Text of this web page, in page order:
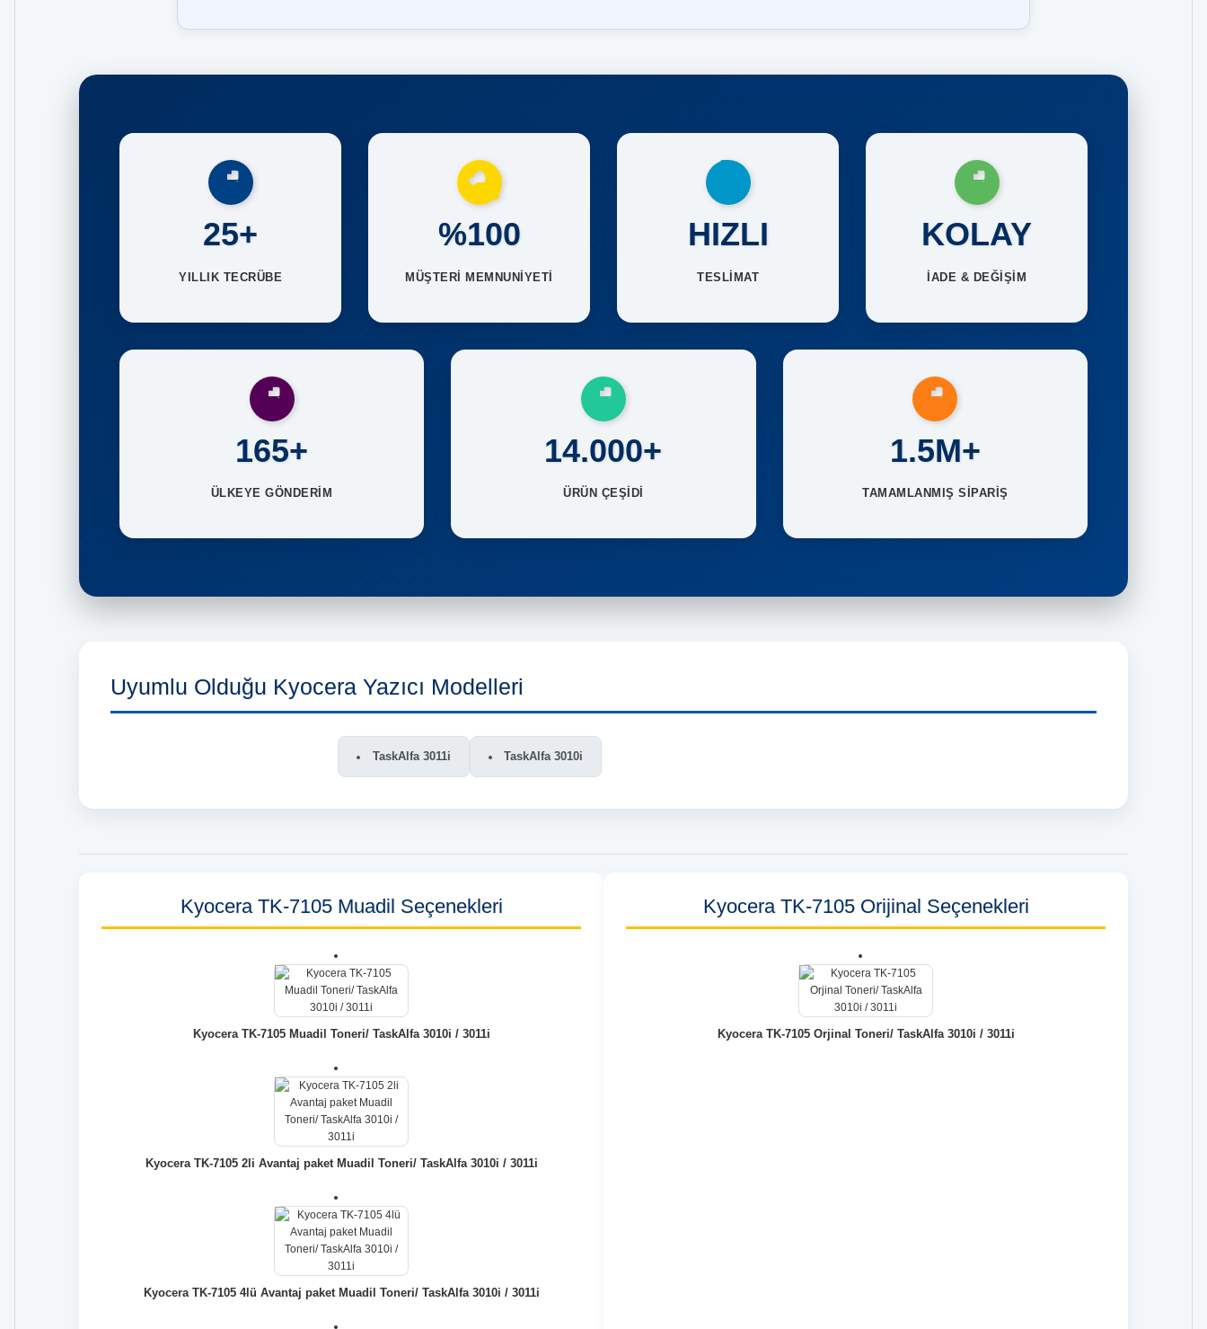
25+
YILLIK TECRÜBE
%100
MÜŞTERİ MEMNUNİYETİ
HIZLI
TESLİMAT
KOLAY
İADE & DEĞİŞİM
165+
ÜLKEYE GÖNDERİM
14.000+
ÜRÜN ÇEŞİDİ
1.5M+
TAMAMLANMIŞ SİPARİŞ
Uyumlu Olduğu Kyocera Yazıcı Modelleri
TaskAlfa 3011i TaskAlfa 3010i
Kyocera TK-7105 Muadil Seçenekleri
Kyocera TK-7105 Muadil Toneri/ TaskAlfa 3010i / 3011i
Kyocera TK-7105 2li Avantaj paket Muadil Toneri/ TaskAlfa 3010i / 3011i
Kyocera TK-7105 4lü Avantaj paket Muadil Toneri/ TaskAlfa 3010i / 3011i
Kyocera TK-7105 Orijinal Seçenekleri
Kyocera TK-7105 Orjinal Toneri/ TaskAlfa 3010i / 3011i